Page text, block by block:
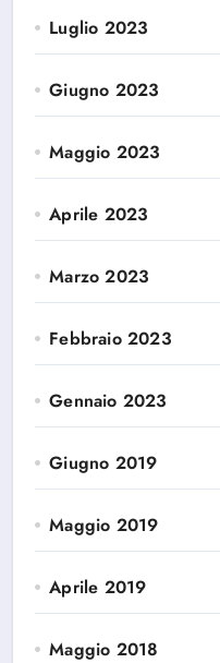
Luglio 2023
Giugno 2023
Maggio 2023
Aprile 2023
Marzo 2023
Febbraio 2023
Gennaio 2023
Giugno 2019
Maggio 2019
Aprile 2019
Maggio 2018